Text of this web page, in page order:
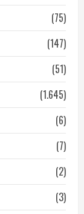
(75)
(147)
(51)
(1.645)
(6)
(7)
(2)
(3)